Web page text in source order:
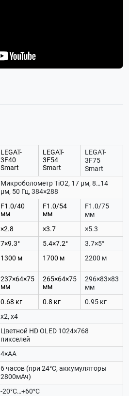
LEGAT-
3F40
Smart
LEGAT-
3F54
Smart
LEGAT-
3F75
Smart
Микроболометр TiO2, 17 µм, 8…14
µм, 50 Гц, 384×288
F1.0/40
мм
F1.0/54
мм
F1.0/75
мм
×2.8 ×3.7 ×5.3
7×9.3° 5.4×7.2° 3.7×5°
1300 м 1700 м 2200 м
237×64×75
мм
265×64×75
мм
296×83×83
мм
0.68 кг 0.8 кг 0.95 кг
x2, x4
Цветной HD OLED 1024×768
пикселей
4×AA
6 часов (при 24°C, аккумуляторы
2800мАч)
-20°С…+60°С